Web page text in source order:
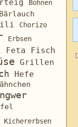
Bohnen
Bärlauch
Chorizo
Erbsen
Feta
Fisch
Grillen
Hefe
Kichererbsen